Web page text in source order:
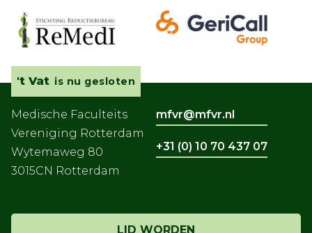
't Vat is nu gesloten
Medische Faculteits
Vereniging Rotterdam
Wytemaweg 80
3015CN Rotterdam
LID WORDEN
mfvr@mfvr.nl
+31 (0) 10 70 437 07